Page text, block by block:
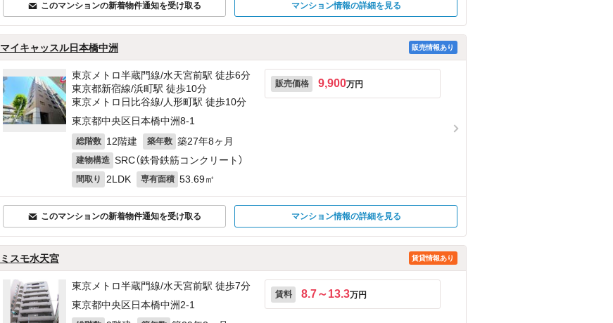
このマンションの新着物件通知を受け取る マンション情報の詳細を見る
マイキャッスル日本橋中洲 販売情報あり
東京メトロ半蔵門線/水天宮前駅 徒歩6分
東京都新宿線/浜町駅 徒歩10分
東京メトロ日比谷線/人形町駅 徒歩10分
東京都中央区日本橋中洲8-1
総階数 12階建 築年数 築27年8ヶ月
建物構造 SRC（鉄骨鉄筋コンクリート）
間取り 2LDK 専有面積 53.69㎡
販売価格 9,900万円
このマンションの新着物件通知を受け取る マンション情報の詳細を見る
ミスモ水天宮 賃貸情報あり
東京メトロ半蔵門線/水天宮前駅 徒歩7分
東京都中央区日本橋中洲2-1
賃料 8.7～13.3万円